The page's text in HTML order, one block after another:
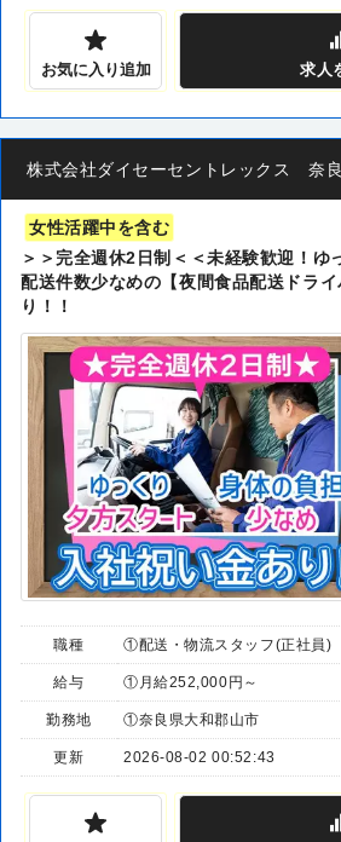
お気に入り追加 求人
株式会社ダイセーセントレックス 奈
女性活躍中を含む
＞＞完全週休2日制＜＜未経験歓迎！ゆ
配送件数少なめの【夜間食品配送ドラ
り！！
職種 ①配送・物流スタッフ(正社員)
給与 ①月給252,000円～
勤務地 ①奈良県大和郡山市
更新 2026-08-02 00:52:43